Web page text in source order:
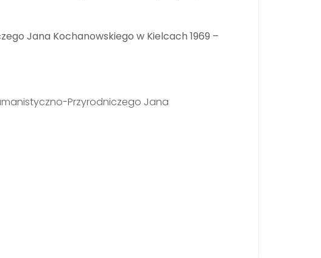
Jana Kochanowskiego w Kielcach 1969 –
Przyrodniczego Jana